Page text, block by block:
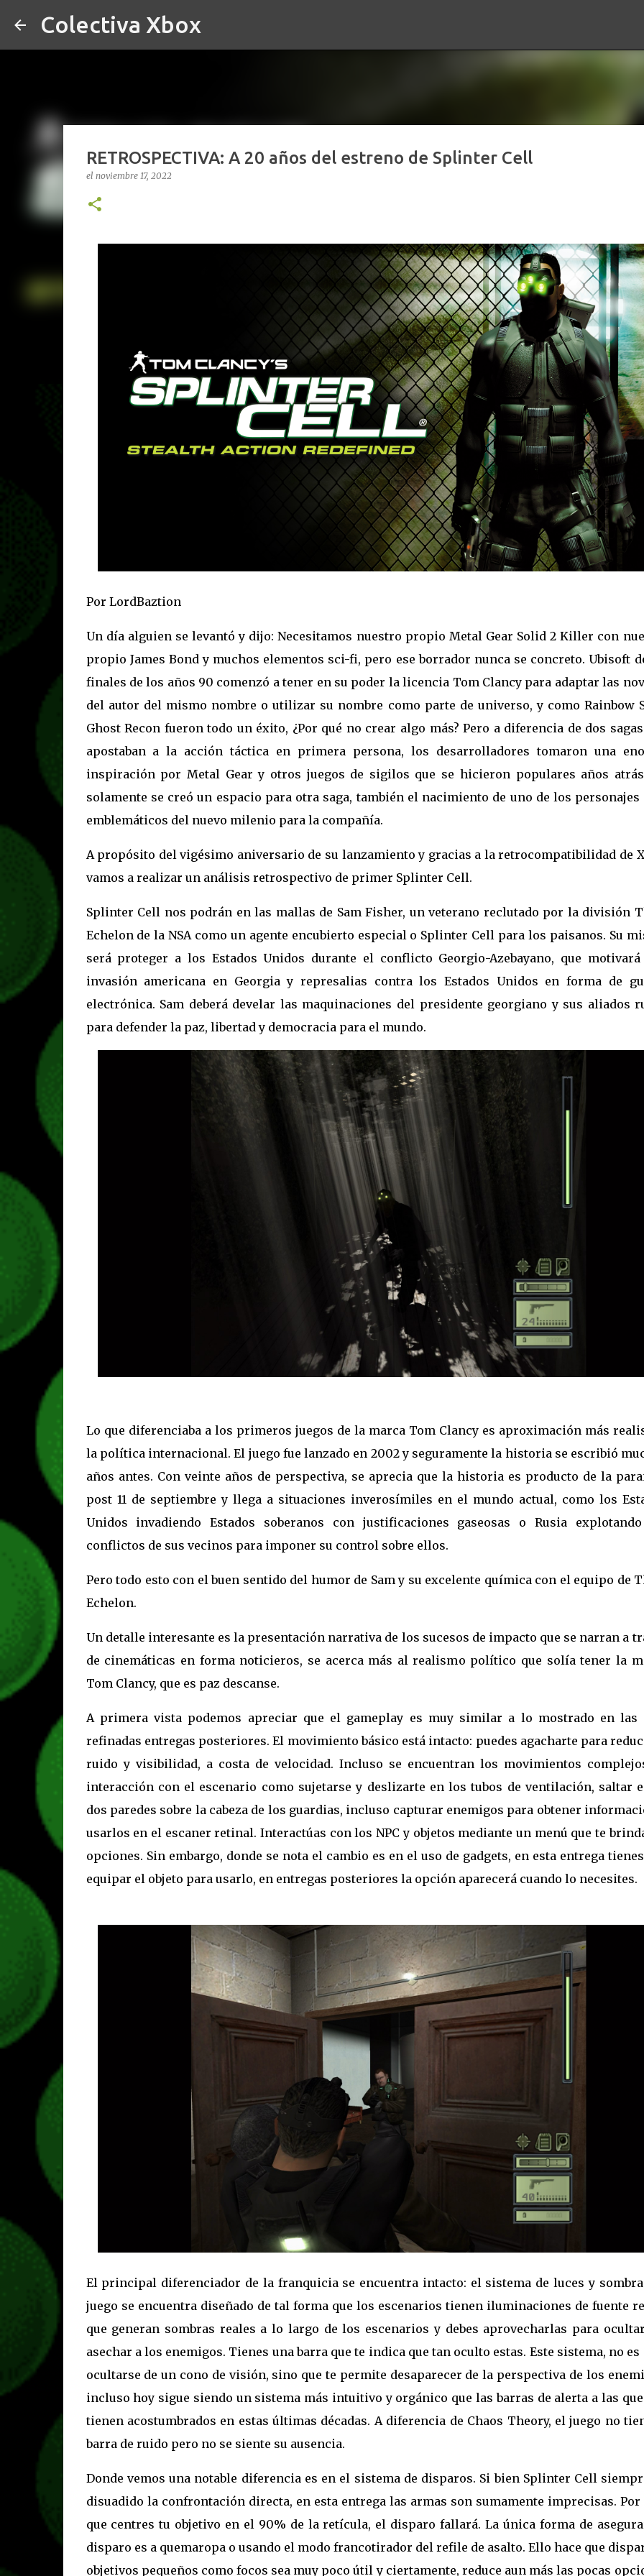
Colectiva Xbox
RETROSPECTIVA: A 20 años del estreno de Splinter Cell
el noviembre 17, 2022
Por LordBaztion
Un día alguien se levantó y dijo: Necesitamos nuestro propio Metal Gear Solid 2 Killer con
propio James Bond y muchos elementos sci-fi, pero ese borrador nunca se concreto. Ubisoft
finales de los años 90 comenzó a tener en su poder la licencia Tom Clancy para adaptar las
del autor del mismo nombre o utilizar su nombre como parte de universo, y como Rainbow
Ghost Recon fueron todo un éxito, ¿Por qué no crear algo más? Pero a diferencia de dos
apostaban a la acción táctica en primera persona, los desarrolladores tomaron una
inspiración por Metal Gear y otros juegos de sigilos que se hicieron populares años
solamente se creó un espacio para otra saga, también el nacimiento de uno de los personajes
emblemáticos del nuevo milenio para la compañía.
A propósito del vigésimo aniversario de su lanzamiento y gracias a la retrocompatibilidad de
vamos a realizar un análisis retrospectivo de primer Splinter Cell.
Splinter Cell nos podrán en las mallas de Sam Fisher, un veterano reclutado por la división
Echelon de la NSA como un agente encubierto especial o Splinter Cell para los paisanos. Su
será proteger a los Estados Unidos durante el conflicto Georgio-Azebayano, que motivará
invasión americana en Georgia y represalias contra los Estados Unidos en forma de
electrónica. Sam deberá develar las maquinaciones del presidente georgiano y sus aliados
para defender la paz, libertad y democracia para el mundo.
Lo que diferenciaba a los primeros juegos de la marca Tom Clancy es aproximación más
la política internacional. El juego fue lanzado en 2002 y seguramente la historia se escribió
años antes. Con veinte años de perspectiva, se aprecia que la historia es producto de la
post 11 de septiembre y llega a situaciones inverosímiles en el mundo actual, como los
Unidos invadiendo Estados soberanos con justificaciones gaseosas o Rusia
conflictos de sus vecinos para imponer su control sobre ellos.
Pero todo esto con el buen sentido del humor de Sam y su excelente química con el equipo de
Echelon.
Un detalle interesante es la presentación narrativa de los sucesos de impacto que se narran a
de cinemáticas en forma noticieros, se acerca más al realismo político que solía tener la
Tom Clancy, que es paz descanse.
A primera vista podemos apreciar que el gameplay es muy similar a lo mostrado en las
refinadas entregas posteriores. El movimiento básico está intacto: puedes agacharte para
ruido y visibilidad, a costa de velocidad. Incluso se encuentran los movimientos
interacción con el escenario como sujetarse y deslizarte en los tubos de ventilación, saltar
dos paredes sobre la cabeza de los guardias, incluso capturar enemigos para obtener
usarlos en el escaner retinal. Interactúas con los NPC y objetos mediante un menú que te
opciones. Sin embargo, donde se nota el cambio es en el uso de gadgets, en esta entrega
equipar el objeto para usarlo, en entregas posteriores la opción aparecerá cuando lo necesites.
El principal diferenciador de la franquicia se encuentra intacto: el sistema de luces y
juego se encuentra diseñado de tal forma que los escenarios tienen iluminaciones de fuente
que generan sombras reales a lo largo de los escenarios y debes aprovecharlas para
asechar a los enemigos. Tienes una barra que te indica que tan oculto estas. Este sistema, no es
ocultarse de un cono de visión, sino que te permite desaparecer de la perspectiva de los
incluso hoy sigue siendo un sistema más intuitivo y orgánico que las barras de alerta a las
tienen acostumbrados en estas últimas décadas. A diferencia de Chaos Theory, el juego no
barra de ruido pero no se siente su ausencia.
Donde vemos una notable diferencia es en el sistema de disparos. Si bien Splinter Cell
disuadido la confrontación directa, en esta entrega las armas son sumamente imprecisas. Por
que centres tu objetivo en el 90% de la retícula, el disparo fallará. La única forma de
disparo es a quemaropa o usando el modo francotirador del refile de asalto. Ello hace que
objetivos pequeños como focos sea muy poco útil y ciertamente, reduce aun más las pocas